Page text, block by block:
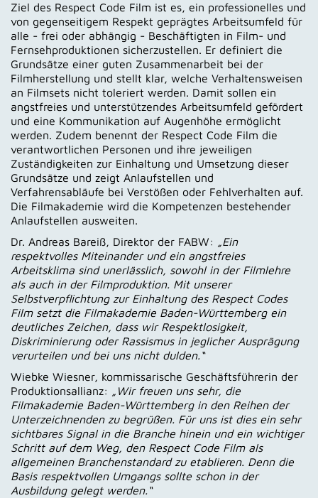
Ziel des Respect Code Film ist es, ein professionelles und
von gegenseitigem Respekt geprägtes Arbeitsumfeld für
alle - frei oder abhängig - Beschäftigten in Film- und
Fernsehproduktionen sicherzustellen. Er definiert die
Grundsätze einer guten Zusammenarbeit bei der
Filmherstellung und stellt klar, welche Verhaltensweisen
an Filmsets nicht toleriert werden. Damit sollen ein
angstfreies und unterstützendes Arbeitsumfeld gefördert
und eine Kommunikation auf Augenhöhe ermöglicht
werden. Zudem benennt der Respect Code Film die
verantwortlichen Personen und ihre jeweiligen
Zuständigkeiten zur Einhaltung und Umsetzung dieser
Grundsätze und zeigt Anlaufstellen und
Verfahrensabläufe bei Verstößen oder Fehlverhalten auf.
Die Filmakademie wird die Kompetenzen bestehender
Anlaufstellen ausweiten.
Dr. Andreas Bareiß, Direktor der FABW: „Ein
respektvolles Miteinander und ein angstfreies
Arbeitsklima sind unerlässlich, sowohl in der Filmlehre
als auch in der Filmproduktion. Mit unserer
Selbstverpflichtung zur Einhaltung des Respect Codes
Film setzt die Filmakademie Baden-Württemberg ein
deutliches Zeichen, dass wir Respektlosigkeit,
Diskriminierung oder Rassismus in jeglicher Ausprägung
verurteilen und bei uns nicht dulden.“
Wiebke Wiesner, kommissarische Geschäftsführerin der
Produktionsallianz: „Wir freuen uns sehr, die
Filmakademie Baden-Württemberg in den Reihen der
Unterzeichnenden zu begrüßen. Für uns ist dies ein sehr
sichtbares Signal in die Branche hinein und ein wichtiger
Schritt auf dem Weg, den Respect Code Film als
allgemeinen Branchenstandard zu etablieren. Denn die
Basis respektvollen Umgangs sollte schon in der
Ausbildung gelegt werden.“